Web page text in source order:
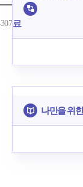
료
나만을 위